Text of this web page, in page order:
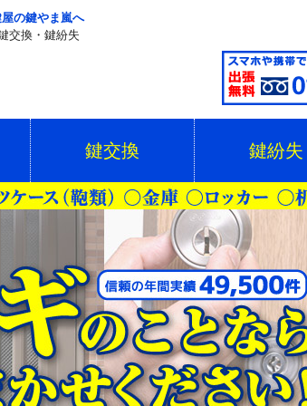
の鍵やま嵐へ
交換・鍵紛失
鍵交換 鍵紛失